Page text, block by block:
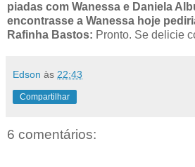
piadas com Wanessa e Daniela
encontrasse a Wanessa hoje
Rafinha Bastos: Pronto. Se delicie
Edson às 22:43
Compartilhar
6 comentários: